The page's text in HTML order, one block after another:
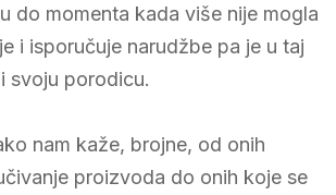
do momenta kada više nije mogla
i isporučuje narudžbe pa je u taj
svoju porodicu.
nam kaže, brojne, od onih
proizvoda do onih koje se